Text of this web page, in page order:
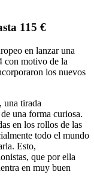
115 €
en lanzar una
con motivo de la
los nuevos
, una tirada
una forma curiosa.
en los rollos de las
todo el mundo
Esto,
que por ella
en muy buen